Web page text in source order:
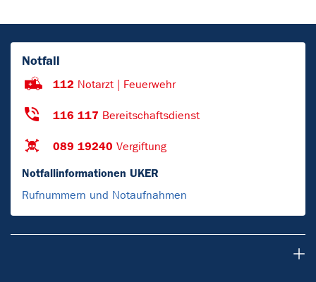
Notfall
112 Notarzt | Feuerwehr
116 117 Bereitschaftsdienst
089 19240 Vergiftung
Notfallinformationen UKER
Rufnummern und Notaufnahmen